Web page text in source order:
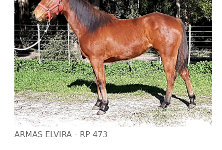
ARMAS ELVIRA - RP 473